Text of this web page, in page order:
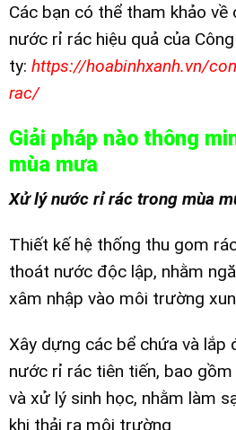
Các bạn có thể tham khảo về
nước rỉ rác hiệu quả của Công
ty: https://hoabinhxanh.vn/
rac/
Giải pháp nào thông
mùa mưa
Xử lý nước rỉ rác trong mùa
Thiết kế hệ thống thu gom
thoát nước độc lập, nhằm
xâm nhập vào môi trường
Xây dựng các bể chứa và lắp
nước rỉ rác tiên tiến, bao
và xử lý sinh học, nhằm làm
khi thải ra môi trường